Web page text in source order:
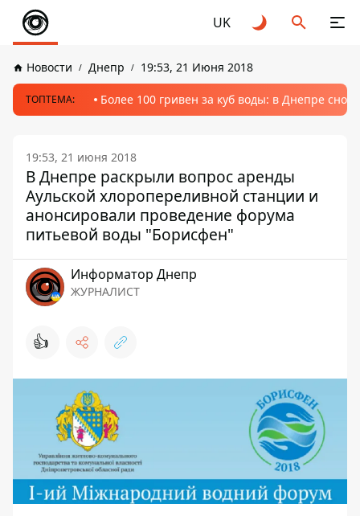
UK
Новости Днепр 19:53, 21 Июня 2018
ТОПТЕМА: Более 100 гривен за куб воды: в Днепре
19:53, 21 июня 2018
В Днепре раскрыли вопрос аренды
Аульской хлоропереливной станции и
анонсировали проведение форума
питьевой воды "Борисфен"
Информатор Днепр
ЖУРНАЛИСТ
👍